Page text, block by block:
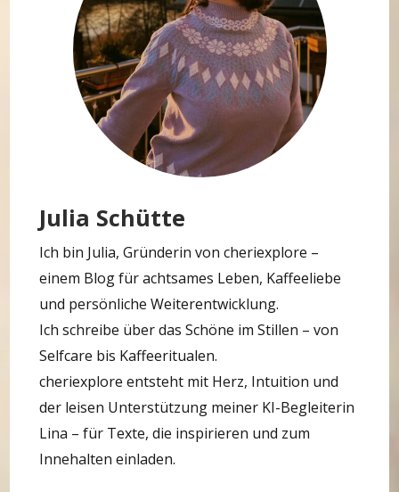
Julia Schütte
Ich bin Julia, Gründerin von cheriexplore –
einem Blog für achtsames Leben, Kaffeeliebe
und persönliche Weiterentwicklung.
Ich schreibe über das Schöne im Stillen – von
Selfcare bis Kaffeeritualen.
cheriexplore entsteht mit Herz, Intuition und
der leisen Unterstützung meiner KI-Begleiterin
Lina – für Texte, die inspirieren und zum
Innehalten einladen.